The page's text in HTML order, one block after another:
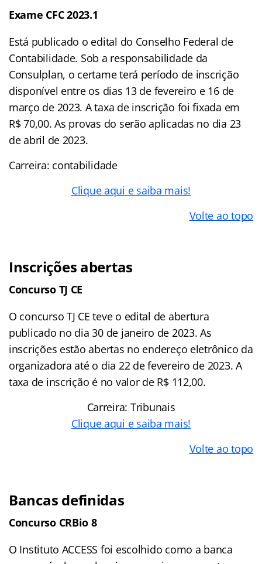
Exame CFC 2023.1
Está publicado o edital do Conselho Federal de
Contabilidade. Sob a responsabilidade da
Consulplan, o certame terá período de inscrição
disponível entre os dias 13 de fevereiro e 16 de
março de 2023. A taxa de inscrição foi fixada em
R$ 70,00. As provas do serão aplicadas no dia 23
de abril de 2023.
Carreira: contabilidade
Clique aqui e saiba mais!
Volte ao topo
Inscrições abertas
Concurso TJ CE
O concurso TJ CE teve o edital de abertura
publicado no dia 30 de janeiro de 2023. As
inscrições estão abertas no endereço eletrônico da
organizadora até o dia 22 de fevereiro de 2023. A
taxa de inscrição é no valor de R$ 112,00.
Carreira: Tribunais
Clique aqui e saiba mais!
Volte ao topo
Bancas definidas
Concurso CRBio 8
O Instituto ACCESS foi escolhido como a banca